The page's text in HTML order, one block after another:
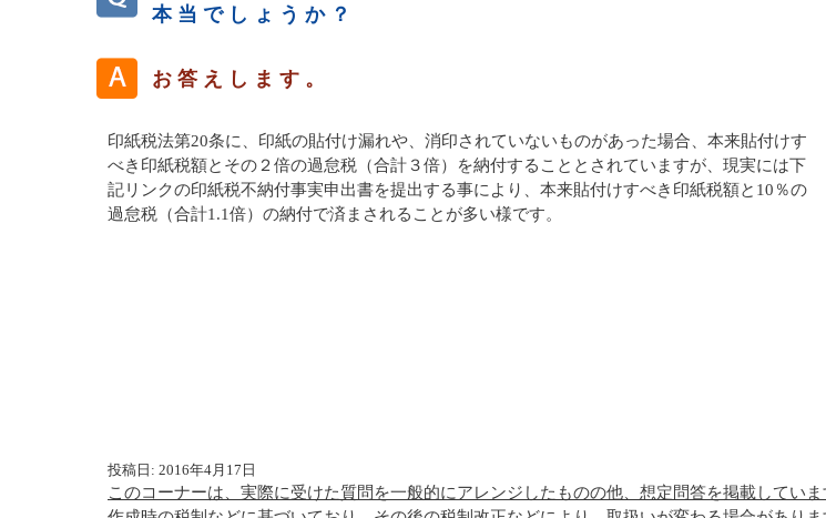
本当でしょうか？
お答えします。
印紙税法第20条に、印紙の貼付け漏れや、消印されていないものがあった場合、本来貼付けす
べき印紙税額とその２倍の過怠税（合計３倍）を納付することとされていますが、現実には下
記リンクの印紙税不納付事実申出書を提出する事により、本来貼付けすべき印紙税額と10％の
過怠税（合計1.1倍）の納付で済まされることが多い様です。
投稿日: 2016年4月17日
このコーナーは、実際に受けた質問を一般的にアレンジしたものの他、想定問答を掲載していま